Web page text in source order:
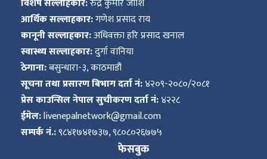
विशेष सल्लाहकार:रुद्र कुमार जोशि
आर्थिक सल्लाहकार:गणेश प्रसाद राय
कानूनी सल्लाहकार:अधिवक्ता हरि प्रसाद खनाल
स्वास्थ्य सल्लाहकार:दुर्गा वानिया
ठेगाना:बसुन्धारा-३, काठमाडौं
सूचना तथा प्रसारण बिभाग दर्ता नं:४२०९-२०८०/२०८१
प्रेस काउन्सिल नेपाल सुचीकरण दर्ता नं:४२२८
ईमेल:livenepalnetwork@gmail.com
सम्पर्क नं.:९८४१७४१७३७, ९८०८०२६७७५
फेसबुक